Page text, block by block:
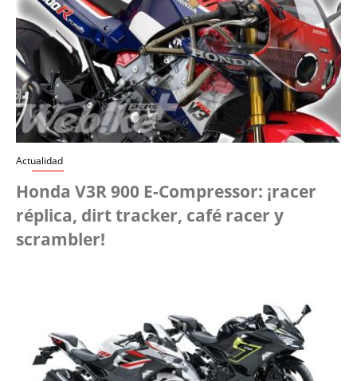
Actualidad
Honda V3R 900 E-Compressor: ¡racer
réplica, dirt tracker, café racer y
scrambler!